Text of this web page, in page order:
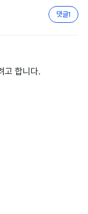
댓글1
고 합니다.